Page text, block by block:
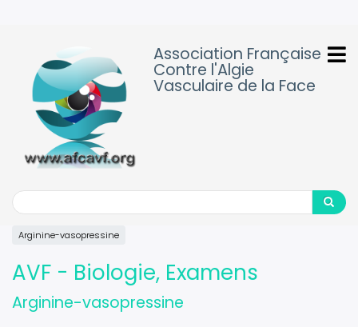
Association Française
Contre l'Algie
Vasculaire de la Face
Search
Search
Arginine-vasopressine
AVF - Biologie, Examens
Arginine-vasopressine